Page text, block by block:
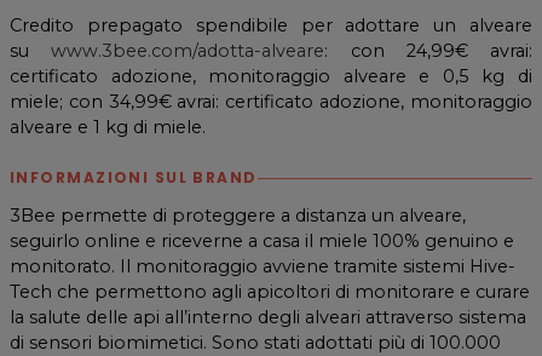
Credito prepagato spendibile per adottare un alveare
suwww.3bee.com/adotta-alveare: con 24,99€ avrai:
certificato adozione, monitoraggio alveare e 0,5 kg di
miele; con 34,99€ avrai: certificato adozione, monitoraggio
alveare e 1 kg di miele.
INFORMAZIONI SUL BRAND
3Bee permette di proteggere a distanza un alveare,
seguirlo online e riceverne a casa il miele 100% genuino e
monitorato. Il monitoraggio avviene tramite sistemi Hive-
Tech che permettono agli apicoltori di monitorare e curare
la salute delle api all’interno degli alveari attraverso sistema
di sensori biomimetici. Sono stati adottati più di 100.000